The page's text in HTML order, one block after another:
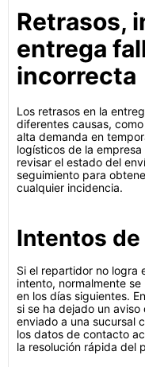
Retrasos,
entrega
incorrecta
Los retrasos en la
diferentes causas,
alta demanda en
logísticos de la
revisar el estado del
seguimiento para
cualquier incidencia.
Intentos
Si el repartidor no logra
intento, normalmente
en los días siguientes.
si se ha dejado un
enviado a una sucursal
los datos de contacto
la resolución rápida del